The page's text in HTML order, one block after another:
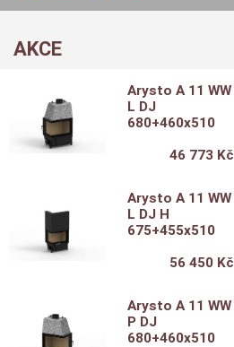
AKCE
Arysto A 11 WW
L DJ
680+460x510
46 773 Kč
Arysto A 11 WW
L DJ H
675+455x510
56 450 Kč
Arysto A 11 WW
P DJ
680+460x510